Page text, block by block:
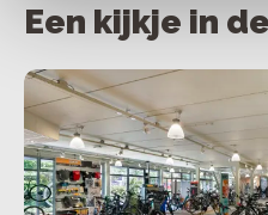
Een kijkje in